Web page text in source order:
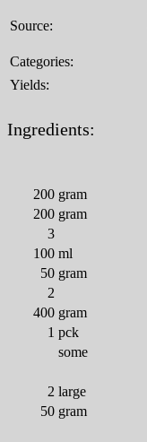
Source:
Categories:
Yields:
Ingredients:
200 gram
200 gram
3
100 ml
50 gram
2
400 gram
1 pck
some
2 large
50 gram